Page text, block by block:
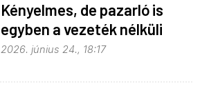
Kényelmes, de pazarló is
egyben a vezeték nélküli
töltés
2026. június 24., 18:17